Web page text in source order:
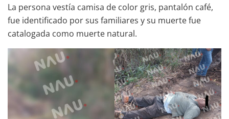
La persona vestía camisa de color gris, pantalón café,
fue identificado por sus familiares y su muerte fue
catalogada como muerte natural.